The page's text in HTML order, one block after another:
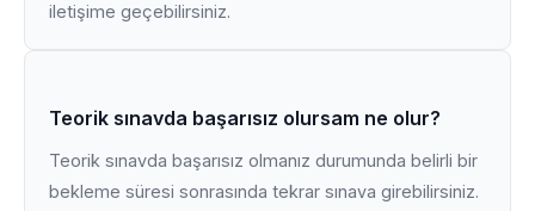
iletişime geçebilirsiniz.
Teorik sınavda başarısız olursam ne olur?
Teorik sınavda başarısız olmanız durumunda belirli bir
bekleme süresi sonrasında tekrar sınava girebilirsiniz.